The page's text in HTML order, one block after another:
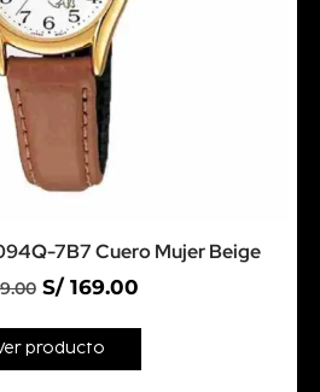
7B7 Cuero Mujer Beige
S/169.00
producto